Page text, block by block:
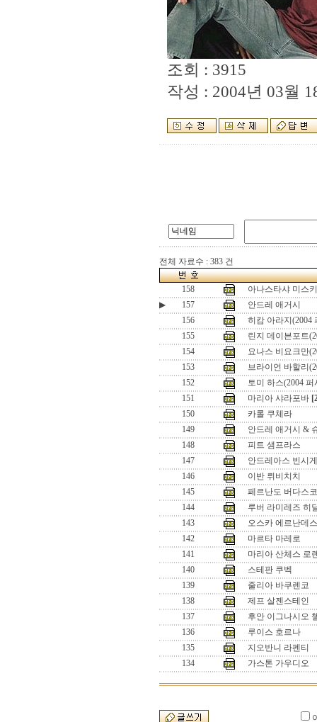
조회 : 3915
작성 : 2004년 03월
전체 자료수 : 383 건
158
아나스타샤 미스
▶
157
안드레 애거시
156
히캄 아라지(2004
155
린지 데이븐포트
154
요나스 비요크만
153
브라이언 바할리
152
토미 하스(2004
151
마리아 샤라포바
150
카롤 쿠체라
149
안드레 애거시 &
148
피트 샘프라스
147
안드레아스 빈시
146
이반 뤼비치치
145
페르난도 버다스코
144
루버 라미레즈 히
143
오스카 에르난데스
142
마르타 마레로
141
마리아 산체스 로
140
스테판 쿠벡
139
줄리아 바쿠렌코
138
제프 살젠스테인
137
후안 이그나시오
136
루이스 호르나
135
지오반니 라펜티
134
가스톤 가우디오